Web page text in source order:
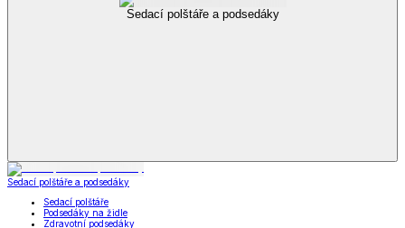
Sedací polštáře a podsedáky
Sedací polštáře a podsedáky
Sedací polštáře
Podsedáky na židle
Zdravotní podsedáky